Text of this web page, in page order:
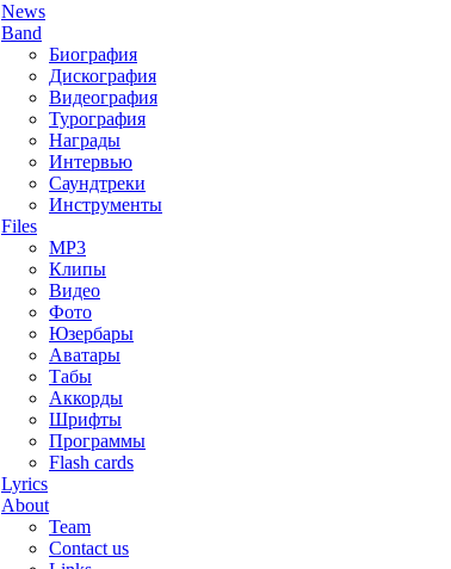
News
Band
Биография
Дискография
Видеография
Турография
Награды
Интервью
Саундтреки
Инструменты
Files
MP3
Клипы
Видео
Фото
Юзербары
Аватары
Табы
Аккорды
Шрифты
Программы
Flash cards
Lyrics
About
Team
Contact us